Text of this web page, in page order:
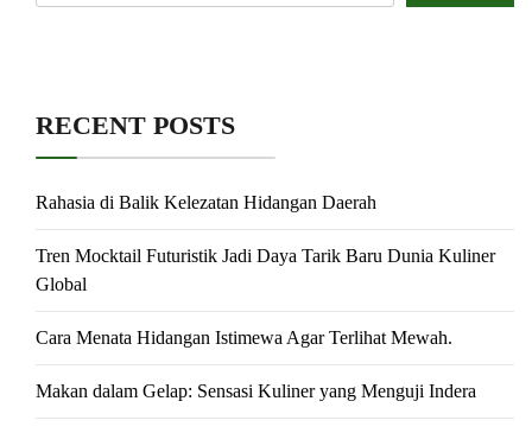
RECENT POSTS
Rahasia di Balik Kelezatan Hidangan Daerah
Tren Mocktail Futuristik Jadi Daya Tarik Baru Dunia Kuliner
Global
Cara Menata Hidangan Istimewa Agar Terlihat Mewah.
Makan dalam Gelap: Sensasi Kuliner yang Menguji Indera